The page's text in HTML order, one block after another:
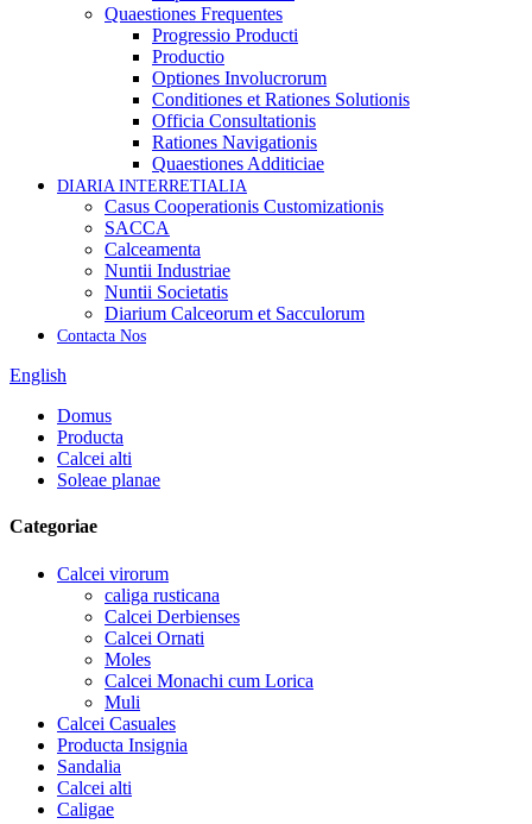
Quaestiones Frequentes
Progressio Producti
Productio
Optiones Involucrorum
Conditiones et Rationes Solutionis
Officia Consultationis
Rationes Navigationis
Quaestiones Additiciae
DIARIA INTERRETIALIA
Casus Cooperationis Customizationis
SACCA
Calceamenta
Nuntii Industriae
Nuntii Societatis
Diarium Calceorum et Sacculorum
Contacta Nos
English
Domus
Producta
Calcei alti
Soleae planae
Categoriae
Calcei virorum
caliga rusticana
Calcei Derbienses
Calcei Ornati
Moles
Calcei Monachi cum Lorica
Muli
Calcei Casuales
Producta Insignia
Sandalia
Calcei alti
Caligae